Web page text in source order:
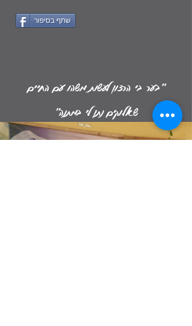
"בער בי הרצון לעשות משהו עם החיים
שאלוקים נתן לי במתנה"
שתף בסיפור